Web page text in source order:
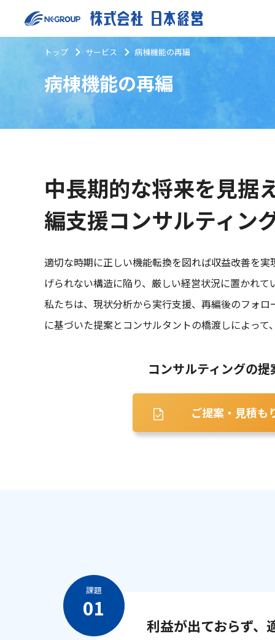
トップ サービス 病棟機能の再編
病棟機能の再編
中長期的な将来を見据
編支援コンサルティン
適切な時期に正しい機能転換を図れば収益改善を
げられない構造に陥り、厳しい経営状況に置かれ
私たちは、現状分析から実行支援、再編後のフォ
に基づいた提案とコンサルタントの橋渡しによっ
コンサルティングの
ご提案・見積も
課題
利益が出ておらず、